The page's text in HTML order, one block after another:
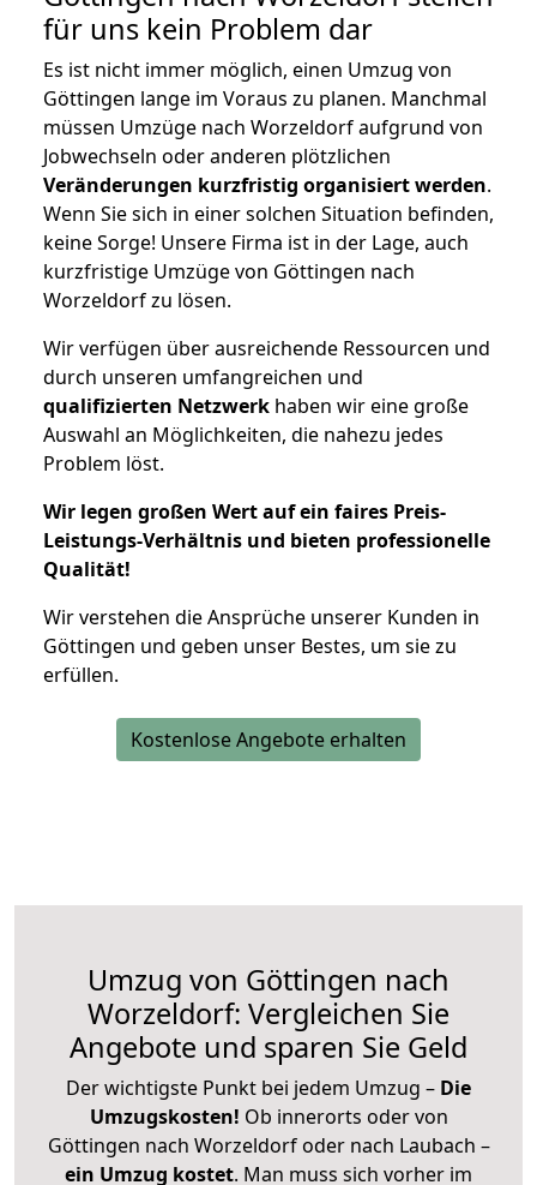
für uns kein Problem dar
Es ist nicht immer möglich, einen Umzug von
Göttingen lange im Voraus zu planen. Manchmal
müssen Umzüge nach Worzeldorf aufgrund von
Jobwechseln oder anderen plötzlichen
Veränderungen kurzfristig organisiert werden.
Wenn Sie sich in einer solchen Situation befinden,
keine Sorge! Unsere Firma ist in der Lage, auch
kurzfristige Umzüge von Göttingen nach
Worzeldorf zu lösen.
Wir verfügen über ausreichende Ressourcen und
durch unseren umfangreichen und
qualifizierten Netzwerk haben wir eine große
Auswahl an Möglichkeiten, die nahezu jedes
Problem löst.
Wir legen großen Wert auf ein faires Preis-
Leistungs-Verhältnis und bieten professionelle
Qualität!
Wir verstehen die Ansprüche unserer Kunden in
Göttingen und geben unser Bestes, um sie zu
erfüllen.
Kostenlose Angebote erhalten
Umzug von Göttingen nach
Worzeldorf: Vergleichen Sie
Angebote und sparen Sie Geld
Der wichtigste Punkt bei jedem Umzug – Die
Umzugskosten! Ob innerorts oder von
Göttingen nach Worzeldorf oder nach Laubach –
ein Umzug kostet. Man muss sich vorher im